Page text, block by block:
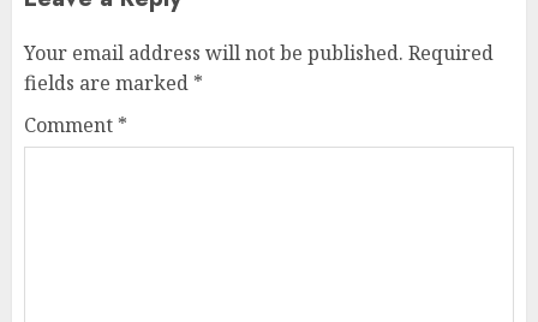
Your email address will not be published. Required
fields are marked *
Comment *